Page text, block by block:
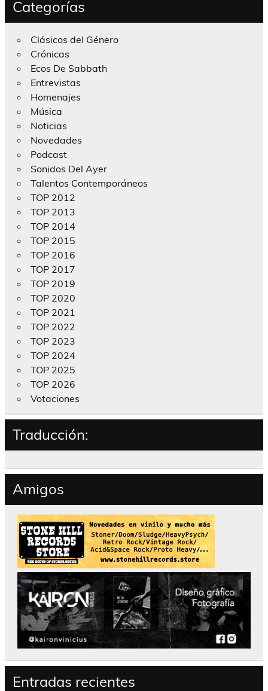
Categorías
Clásicos del Género
Crónicas
Ecos De Sabbath
Entrevistas
Homenajes
Música
Noticias
Novedades
Podcast
Sonidos Del Ayer
Talentos Contemporáneos
TOP 2012
TOP 2013
TOP 2014
TOP 2015
TOP 2016
TOP 2017
TOP 2019
TOP 2020
TOP 2021
TOP 2022
TOP 2023
TOP 2024
TOP 2025
TOP 2026
Votaciones
Traducción:
Amigos
Entradas recientes